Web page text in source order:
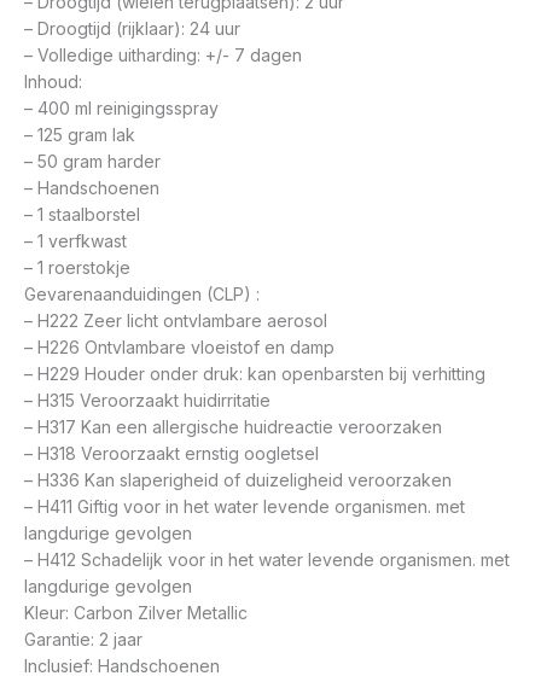
– Droogtijd (rijklaar): 24 uur
– Volledige uitharding: +/- 7 dagen
Inhoud:
– 400 ml reinigingsspray
– 125 gram lak
– 50 gram harder
– Handschoenen
– 1 staalborstel
– 1 verfkwast
– 1 roerstokje
Gevarenaanduidingen (CLP) :
– H222 Zeer licht ontvlambare aerosol
– H226 Ontvlambare vloeistof en damp
– H229 Houder onder druk: kan openbarsten bij verhitting
– H315 Veroorzaakt huidirritatie
– H317 Kan een allergische huidreactie veroorzaken
– H318 Veroorzaakt ernstig oogletsel
– H336 Kan slaperigheid of duizeligheid veroorzaken
– H411 Giftig voor in het water levende organismen. met
langdurige gevolgen
– H412 Schadelijk voor in het water levende organismen. met
langdurige gevolgen
Kleur: Carbon Zilver Metallic
Garantie: 2 jaar
Inclusief: Handschoenen